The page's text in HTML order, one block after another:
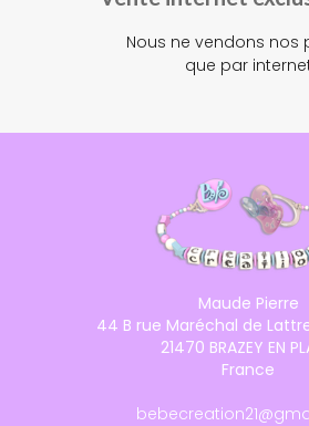
Nous ne vendons nos
que par
Maude Pierre
44 B rue Maréchal de
21470 BRAZEY EN
France